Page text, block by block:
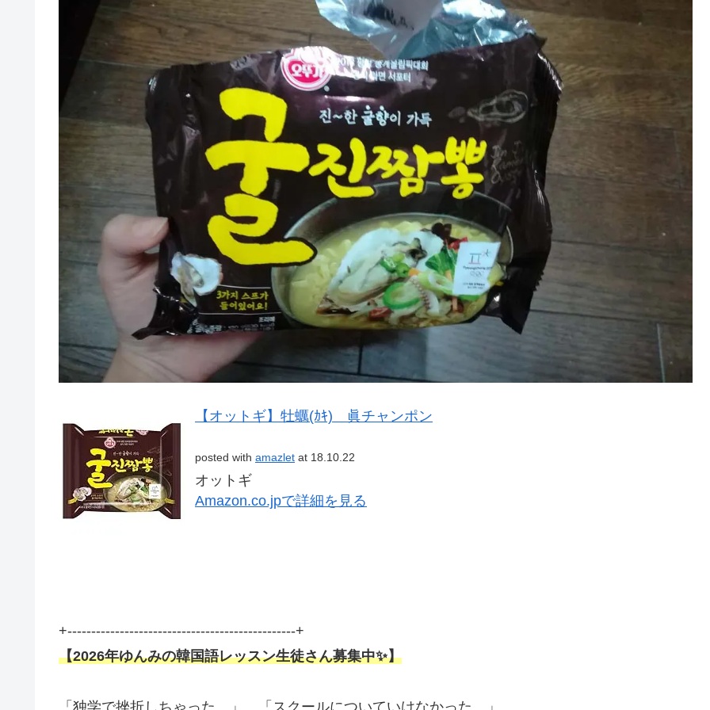
【オットギ】牡蠣(ｶｷ) 眞チャンポン
posted with amazlet at 18.10.22
オットギ
Amazon.co.jpで詳細を見る
+------------------------------------------------+
【2026年ゆんみの韓国語レッスン生徒さん募集中✨】